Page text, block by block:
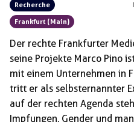
Recherche
Frankfurt (Main)
Der rechte Frankfurter
seine Projekte Marco Pino
mit einem Unternehmen in
tritt er als selbsternannter
auf der rechten Agenda
Impfungen, Gender und